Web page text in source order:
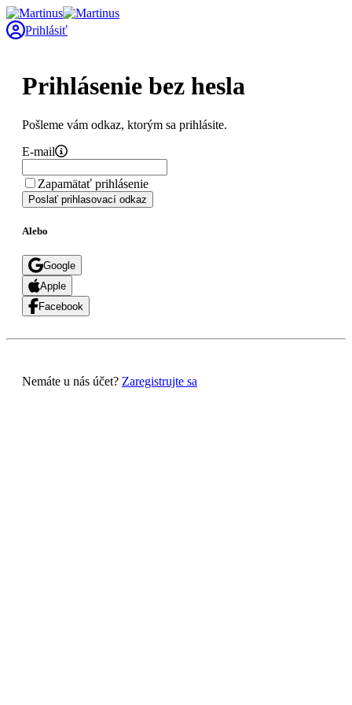
Prihlásiť
Prihlásenie bez hesla
Pošleme vám odkaz, ktorým sa prihlásite.
E-mail
Zapamätať prihlásenie
Poslať prihlasovací odkaz
Alebo
Google
Apple
Facebook
Nemáte u nás účet? Zaregistrujte sa